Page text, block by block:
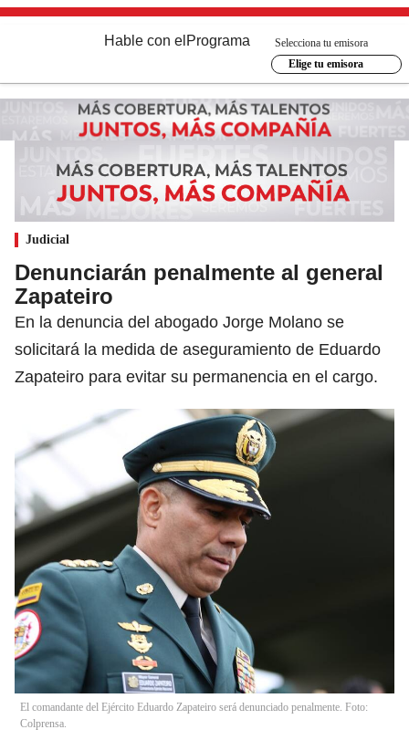
Hable con el Programa
Selecciona tu emisora
Elige tu emisora
Judicial
Denunciarán penalmente al general
Zapateiro
En la denuncia del abogado Jorge Molano se
solicitará la medida de aseguramiento de Eduardo
Zapateiro para evitar su permanencia en el cargo.
El comandante del Ejército Eduardo Zapateiro será denunciado penalmente. Foto:
Colprensa.